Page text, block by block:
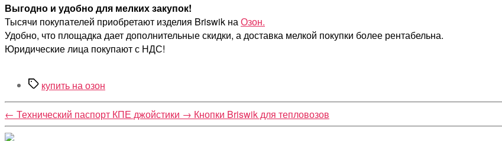
Выгодно и удобно для мелких закупок!
Тысячи покупателей приобретают изделия Briswik наОзон.
Удобно, что площадка дает дополнительные скидки, а доставка мелкой покупки более рентабельна.
Юридические лица покупают с НДС!
Меткикупить на озон
← Технический паспорт КПЕ джойстики → Кнопки Briswik для тепловозов